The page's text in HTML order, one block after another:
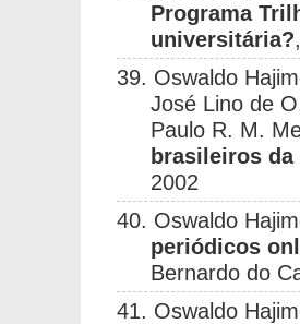
Programa
universitária?
39. Oswaldo
José Lino de
Paulo R. M.
brasileiros
2002
40. Oswaldo
periódicos
Bernardo do
41. Oswaldo